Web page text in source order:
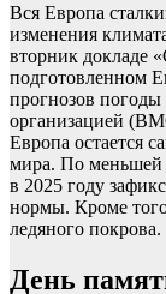
Вся Европа
изменения
вторник докладе
подготовленном
прогнозов
организацией
Европа остается
мира. По меньшей
в 2025 году
нормы. Кроме
ледяного покрова.
День